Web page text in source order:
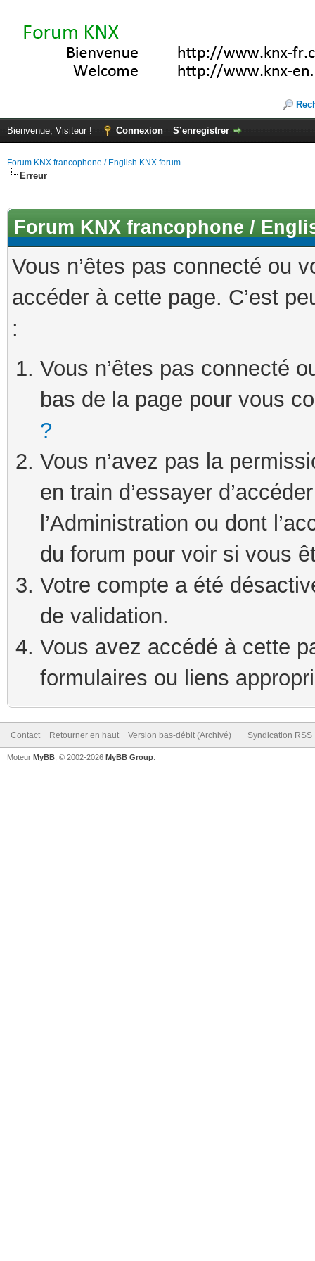
Bienvenue, Visiteur ! Connexion S’enregistrer
Forum KNX francophone / English KNX forum
Erreur
Forum KNX francophone /
Vous n’êtes pas connecté ou
accéder à cette page. C’est
:
Vous n’êtes pas connecté
bas de la page pour vous
?
Vous n’avez pas la
en train d’essayer
l’Administration ou dont
du forum pour voir si vous
Votre compte a été
de validation.
Vous avez accédé à cette
formulaires ou liens
Contact Retourner en haut Version bas-débit (Archivé) Syndication RSS
Moteur MyBB , © 2002-2026 MyBB Group